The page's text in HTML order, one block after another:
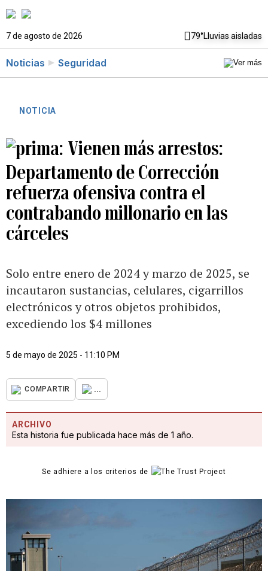
7 de agosto de 2026 79°Lluvias aisladas
Noticias Seguridad
NOTICIA
Vienen más arrestos:
Departamento de Corrección
refuerza ofensiva contra el
contrabando millonario en las
cárceles
Solo entre enero de 2024 y marzo de 2025, se
incautaron sustancias, celulares, cigarrillos
electrónicos y otros objetos prohibidos,
excediendo los $4 millones
5 de mayo de 2025 - 11:10 PM
COMPARTIR ...
ARCHIVO
Esta historia fue publicada hace más de 1 año.
Se adhiere a los criterios de